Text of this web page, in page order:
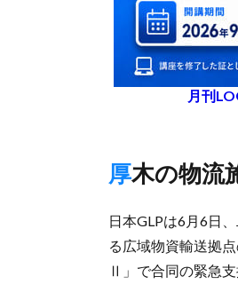
月刊
厚木の物
日本GLPは6月6日
る広域物資輸送拠
Ⅱ」で合同の緊急支